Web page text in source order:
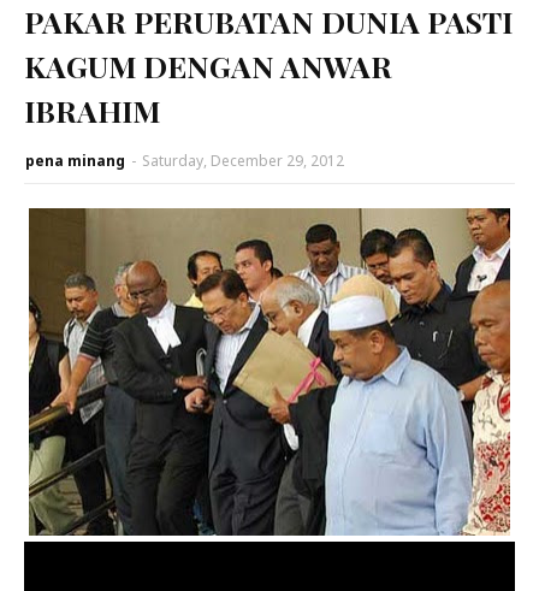
PAKAR PERUBATAN DUNIA PASTI
KAGUM DENGAN ANWAR
IBRAHIM
pena minang - Saturday, December 29, 2012